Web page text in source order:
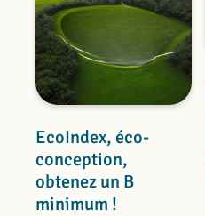
EcoIndex, éco-
conception,
obtenez un B
minimum !